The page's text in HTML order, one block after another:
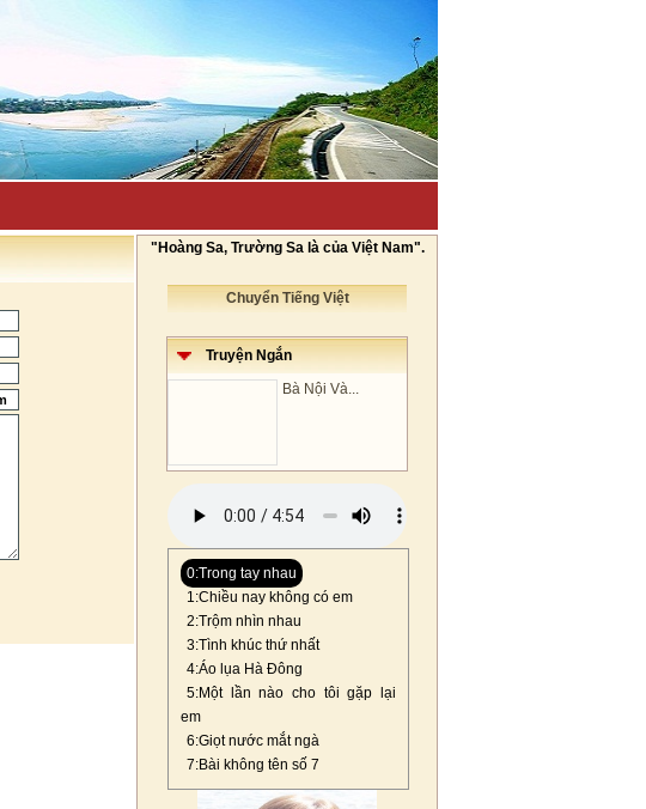
"Hoàng Sa, Trường Sa là của Việt Nam".
Chuyển Tiếng Việt
Truyện Ngắn
Bà Nội Và...
0:Trong tay nhau
1:Chiều nay không có em
2:Trộm nhìn nhau
3:Tình khúc thứ nhất
4:Áo lụa Hà Đông
5:Một lần nào cho tôi gặp lại
em
6:Giọt nước mắt ngà
7:Bài không tên số 7